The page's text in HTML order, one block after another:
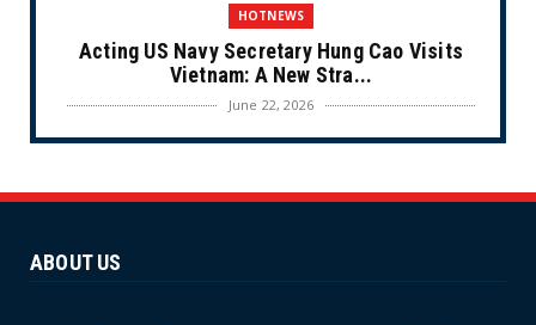
HOTNEWS
Acting US Navy Secretary Hung Cao Visits
Vietnam: A New Stra...
June 22, 2026
CULTURE
Ninh Bride Re-enacts...
ABOUT US